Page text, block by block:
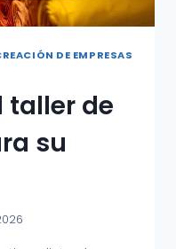
DE EMPRESAS
taller de
su